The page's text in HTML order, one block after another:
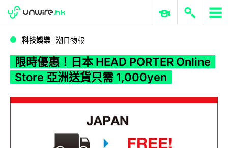
WWDC 2026 ERP 與商業 AI
科技娛樂 潮日物報
限時優惠！日本 HEAD PORTER Online
Store 亞洲送貨只需 1,000yen